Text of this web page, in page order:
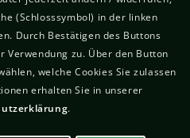
(Schlosssymbol) in der linken
Durch Bestätigen des Buttons
Verwendung zu. Über den Button
welche Cookies Sie zulassen
erhalten Sie in unserer
.